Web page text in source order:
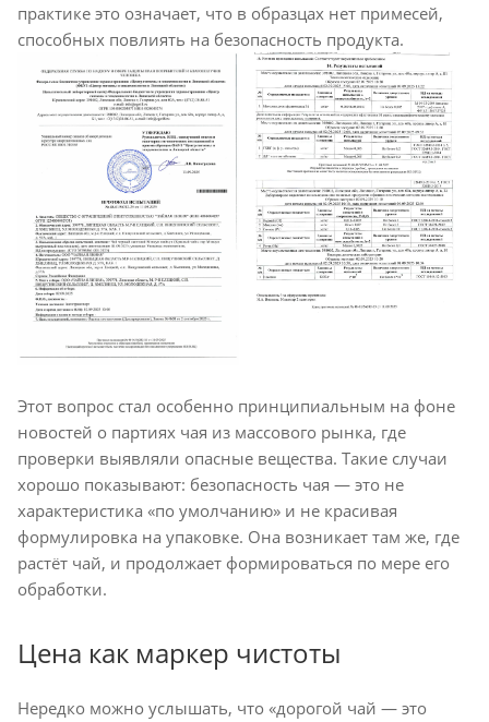
практике это означает, что в образцах нет примесей,
способных повлиять на безопасность продукта.
Этот вопрос стал особенно принципиальным на фоне
новостей о партиях чая из массового рынка, где
проверки выявляли опасные вещества. Такие случаи
хорошо показывают: безопасность чая — это не
характеристика «по умолчанию» и не красивая
формулировка на упаковке. Она возникает там же, где
растёт чай, и продолжает формироваться по мере его
обработки.
Цена как маркер чистоты
Нередко можно услышать, что «дорогой чай — это